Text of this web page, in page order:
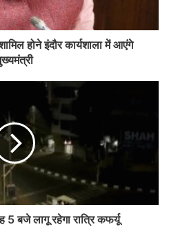
होने इंदौर कार्यशाला में आएंगे
5 बजे लागू रहेगा रात्रि कफर्यू